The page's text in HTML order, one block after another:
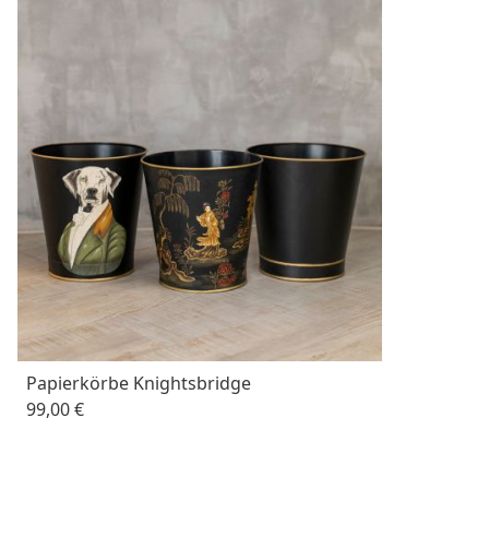
Papierkörbe Knightsbridge
99,00 €